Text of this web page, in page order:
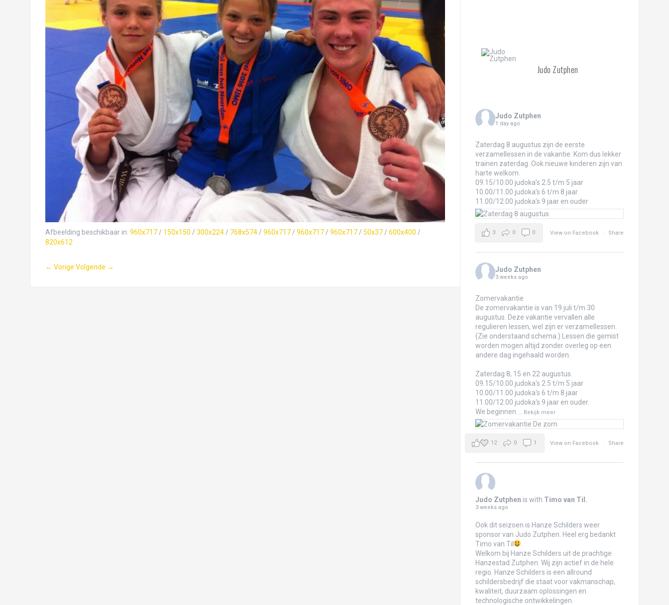
Afbeelding beschikbaar in: 960x717/ 150x150 / 300x224/ 768x574/ 960x717/ 960x717/ 960x717/ 50x37/ 600x400 /
820x612
← Vorige Volgende →
Judo Zutphen
Judo Zutphen
1 day ago
Zaterdag 8 augustus zijn de eerste
verzamellessen in de vakantie. Kom dus lekker
trainen zaterdag. Ook nieuwe kinderen zijn van
harte welkom.
09.15/10.00 judoka’s 2.5 t/m 5 jaar
10.00/11.00 judoka’s 6 t/m 8 jaar
11.00/12.00 judoka’s 9 jaar en ouder
View on Facebook · Share
3 0 0
Judo Zutphen
3 weeks ago
Zomervakantie
De zomervakantie is van 19 juli t/m 30
augustus. Deze vakantie vervallen alle
regulieren lessen, wel zijn er verzamellessen.
(Zie onderstaand schema.) Lessen die gemist
worden mogen altijd zonder overleg op een
andere dag ingehaald worden.
Zaterdag 8, 15 en 22 augustus.
09.15/10.00 judoka's 2.5 t/m 5 jaar
10.00/11.00 judoka's 6 t/m 8 jaar
11.00/12.00 judoka's 9 jaar en ouder.
We beginnen
Bekijk meer
View on Facebook · Share
12 0 1
Judo Zutphen is with Timo van Til.
3 weeks ago
Ook dit seizoen is Hanze Schilders weer
sponsor van Judo Zutphen. Heel erg bedankt
Timo van Til
Welkom bij Hanze Schilders uit de prachtige
Hanzestad Zutphen. Wij zijn actief in de hele
regio. Hanze Schilders is een allround
schildersbedrijf die staat voor vakmanschap,
kwaliteit, duurzaam oplossingen en
technologische ontwikkelingen.